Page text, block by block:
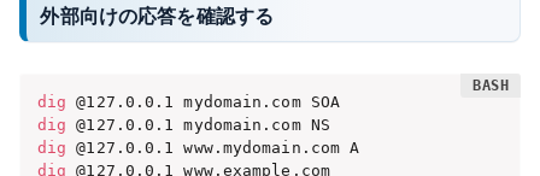
外部向けの応答を確認する
dig
dig
dig
dig @127.0.0.1 www.example.com